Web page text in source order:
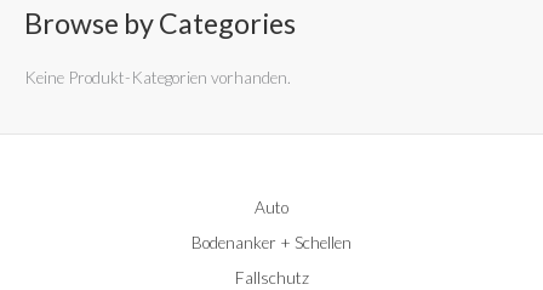
c
e
Browse by Categories
Keine Produkt-Kategorien vorhanden.
Auto
Bodenanker + Schellen
Fallschutz